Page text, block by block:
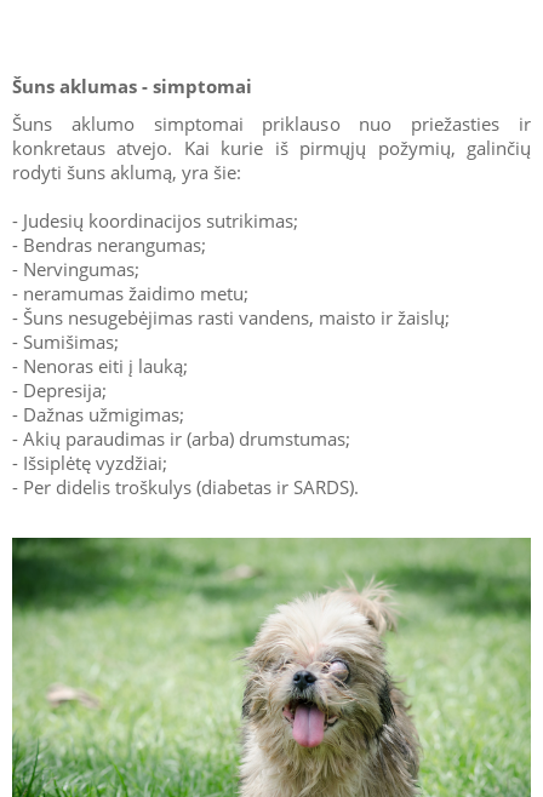
Šuns aklumas - simptomai
Šuns aklumo simptomai priklauso nuo priežasties ir
konkretaus atvejo. Kai kurie iš pirmųjų požymių, galinčių
rodyti šuns aklumą, yra šie:
- Judesių koordinacijos sutrikimas;
- Bendras nerangumas;
- Nervingumas;
- neramumas žaidimo metu;
- Šuns nesugebėjimas rasti vandens, maisto ir žaislų;
- Sumišimas;
- Nenoras eiti į lauką;
- Depresija;
- Dažnas užmigimas;
- Akių paraudimas ir (arba) drumstumas;
- Išsiplėtę vyzdžiai;
- Per didelis troškulys (diabetas ir SARDS).